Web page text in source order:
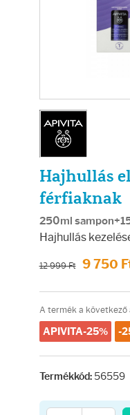
Hajhullás
férfiaknak
250ml
Hajhullás
12 999 Ft 9 750
A termék a következő
APIVITA-25% -
Termékkód:56559
Arcradírok
Arcmaszkok
Ajakápolók
Hajápolás
Hajkondicionálók
Hajmaszkok
Hajhullás kezelése
Testápolás